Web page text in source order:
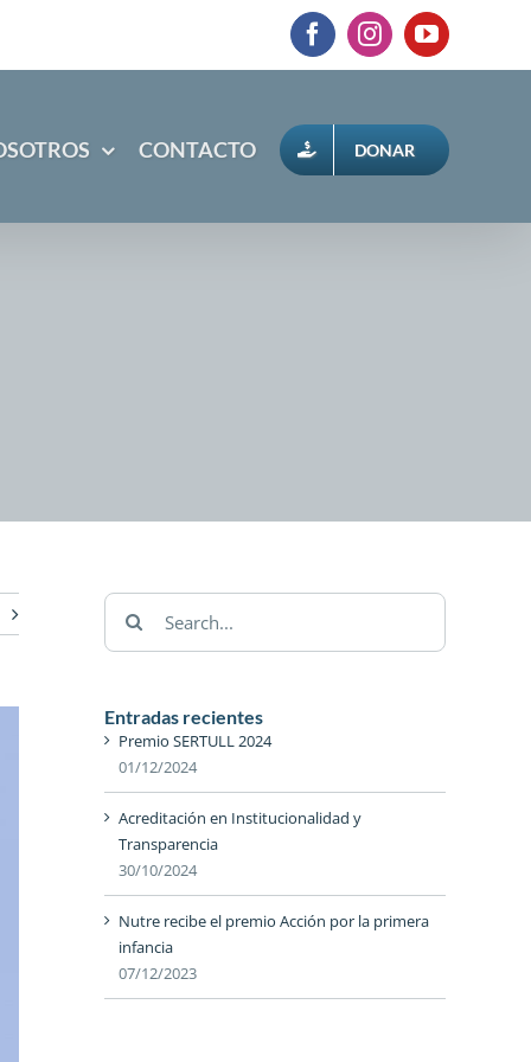
FacebookInstagramYouTube
CONTACTO DONAR
Search
for:
Entradas recientes
Premio SERTULL 2024
01/12/2024
Acreditación en Institucionalidad y
Transparencia
30/10/2024
Nutre recibe el premio Acción por la primera
infancia
07/12/2023